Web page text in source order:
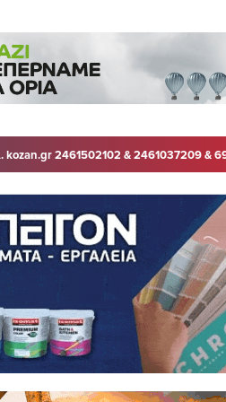
kozan.gr 2461502102 & 2461037209 &